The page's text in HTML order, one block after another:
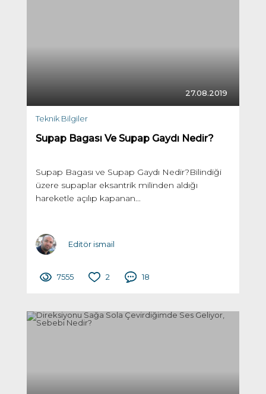
27.08.2019
Teknik Bilgiler
Supap Bagası Ve Supap Gaydı Nedir?
Supap Bagası ve Supap Gaydı Nedir?Bilindiği
üzere supaplar eksantrik milinden aldığı
hareketle açılıp kapanan...
Editör ismail
7555 2 18